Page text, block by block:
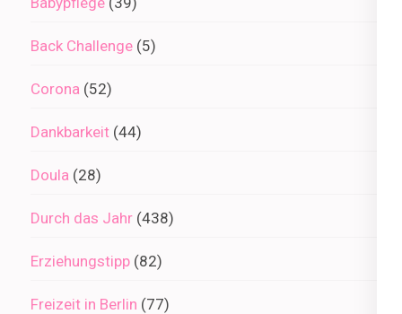
Back Challenge (5)
Corona (52)
Dankbarkeit (44)
Doula (28)
Durch das Jahr (438)
Erziehungstipp (82)
Freizeit in Berlin (77)